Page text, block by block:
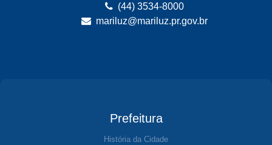
(44) 3534-8000
mariluz@mariluz.pr.gov.br
Prefeitura
História da Cidade